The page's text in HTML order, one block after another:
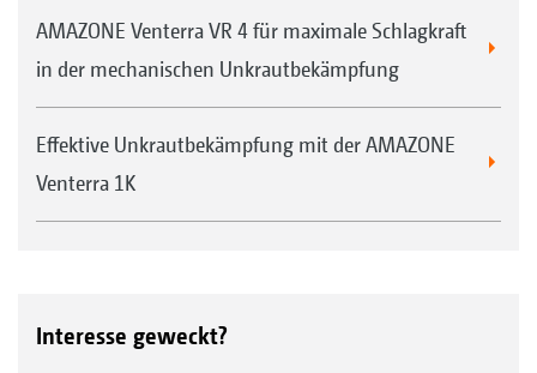
AMAZONE Venterra VR 4 für maximale Schlagkraft
in der mechanischen Unkrautbekämpfung
Effektive Unkrautbekämpfung mit der AMAZONE
Venterra 1K
Interesse geweckt?